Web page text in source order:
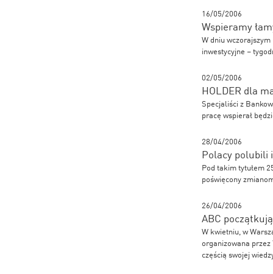
16/05/2006
Wspieramy
W dniu
inwestycyjne –
02/05/2006
HOLDER dla
Specjaliści z
pracę wspierał
28/04/2006
Polacy polubili
Pod takim tytułem
poświęcony
26/04/2006
ABC
W kwietniu, w
organizowana
częścią swojej